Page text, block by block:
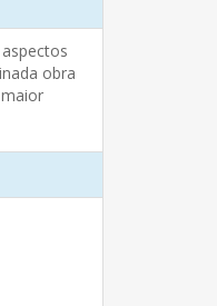
obra